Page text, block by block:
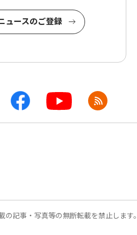
ュースのご登録
の記事・写真等の無断転載を禁止します。